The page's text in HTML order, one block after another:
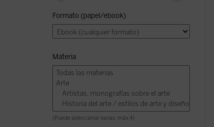
Formato (papel/ebook)
Materia
(Puede seleccionar varias: máx 4)